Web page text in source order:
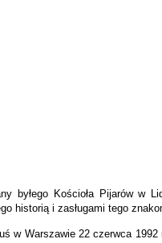
byłego Kościoła Pijarów w
historią i zasługami tego
w Warszawie 22 czerwca